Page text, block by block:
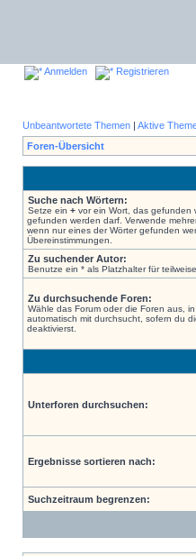
Anmelden Registrieren
Unbeantwortete Themen | Aktive
Foren-Übersicht
Suche nach Wörtern:
Setze ein + vor ein Wort, das gefunden
gefunden werden darf. Verwende
wenn nur eines der Wörter gefunden
Übereinstimmungen.
Zu suchender Autor:
Benutze ein * als Platzhalter für
Zu durchsuchende Foren:
Wähle das Forum oder die Foren aus,
automatisch mit durchsucht, sofern du
deaktivierst.
Unterforen durchsuchen:
Ergebnisse sortieren nach:
Suchzeitraum begrenzen: